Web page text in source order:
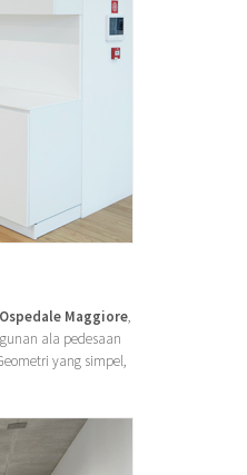
Ospedale Maggiore,
ala pedesaan
yang simpel,